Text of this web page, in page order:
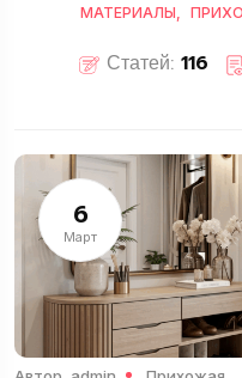
МАТЕРИАЛЫ
Статей: 116
6
Март